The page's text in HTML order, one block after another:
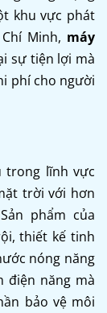
khu vực phát
Minh, máy
sự tiện lợi mà
phí cho người
trong lĩnh vực
trời với hơn
phẩm của
thiết kế tinh
nóng năng
điện năng mà
bảo vệ môi